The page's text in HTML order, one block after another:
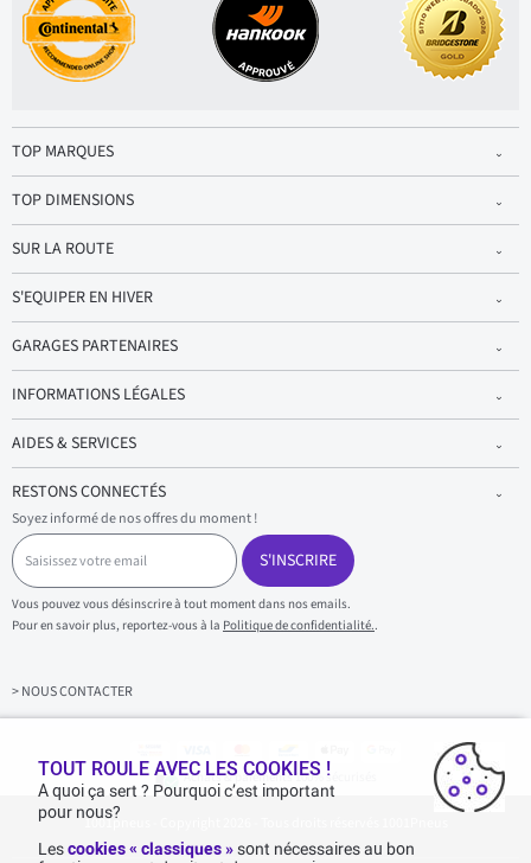
TOP MARQUES
TOP DIMENSIONS
SUR LA ROUTE
S'EQUIPER EN HIVER
GARAGES PARTENAIRES
INFORMATIONS LÉGALES
AIDES & SERVICES
RESTONS CONNECTÉS
Soyez informé de nos offres du moment !
S
a
i
s
i
s
z
v
S'INSCRIRE
Vous pouvez vous désinscrire à tout moment dans nos emails.
Pour en savoir plus, reportez-vous à la Politique de confidentialité..
> NOUS CONTACTER
Achats & paiements 100% sécurisés
1001pneus - Copyright 2026 - Tous droits réservés 1001Pneus
TOUT ROULE AVEC LES COOKIES !
A quoi ça sert ? Pourquoi c’est important
pour nous?
Lescookies « classiques »sont nécessaires au bon